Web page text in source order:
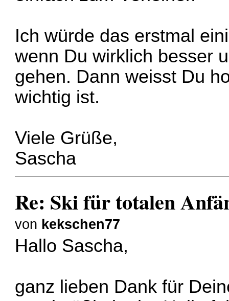
Ich würde das erstmal
wenn Du wirklich besser
gehen. Dann weisst Du
wichtig ist.
Viele Grüße,
Sascha
Re: Ski für totalen
von kekschen77
Hallo Sascha,
ganz lieben Dank für